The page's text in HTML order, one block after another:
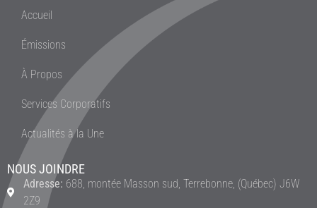
Accueil
Émissions
À Propos
Services Corporatifs
Actualités à la Une
NOUS JOINDRE
Adresse: 688, montée Masson sud, Terrebonne, (Québec) J6W
2Z9